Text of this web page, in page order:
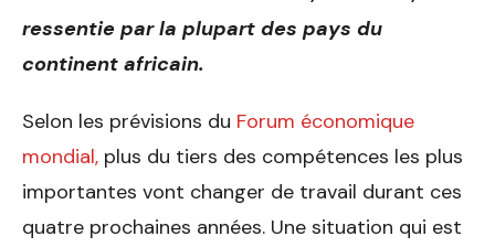
ressentie par la plupart des pays du
continent africain.
Selon les prévisions du Forum économique
mondial, plus du tiers des compétences les plus
importantes vont changer de travail durant ces
quatre prochaines années. Une situation qui est